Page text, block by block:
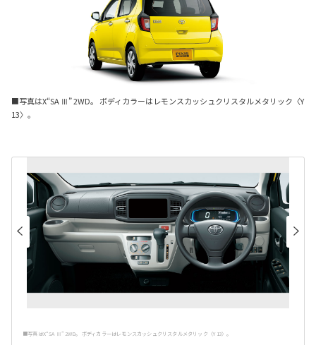
■写真はX“SA Ⅲ” 2WD。 ボディカラーはレモンスカッシュクリスタルメタリック〈Y
13〉。
■写真はX“SA Ⅲ” 2WD。 ボディカラーはレモンスカッシュクリスタルメタリック〈Y13〉。